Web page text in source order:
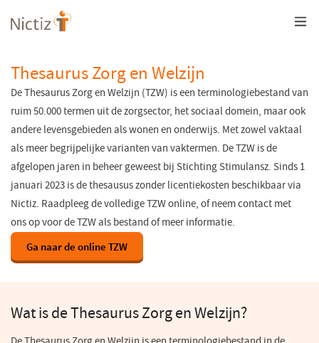
Overslaan
en
gaan
Thesaurus Zorg en Welzijn
De Thesaurus Zorg en Welzijn (TZW) is een terminologiebestand van
ruim 50.000 termen uit de zorgsector, het sociaal domein, maar ook
andere levensgebieden als wonen en onderwijs. Met zowel vaktaal
als meer begrijpelijke varianten van vaktermen. De TZW is de
afgelopen jaren in beheer geweest bij Stichting Stimulansz. Sinds 1
januari 2023 is de thesausus zonder licentiekosten beschikbaar via
Nictiz. Raadpleeg de volledige TZW online, of neem contact met
ons op voor de TZW als bestand of meer informatie.
Ga naar de online TZW(opent
in
Wat is de Thesaurus Zorg en Welzijn?